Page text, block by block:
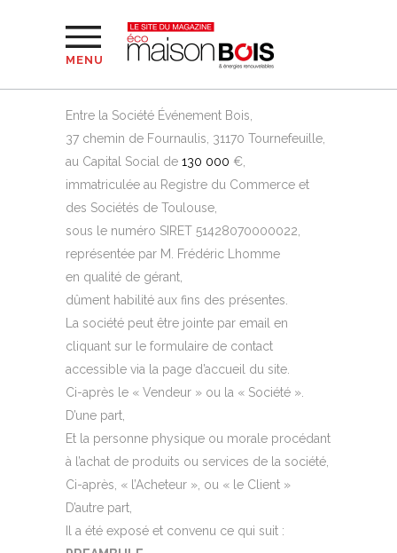
MENU
Entre la Société Événement Bois,
37 chemin de Fournaulis, 31170 Tournefeuille,
au Capital Social de 130 000 €,
immatriculée au Registre du Commerce et
des Sociétés de Toulouse,
sous le numéro SIRET 51428070000022,
représentée par M. Frédéric Lhomme
en qualité de gérant,
dûment habilité aux fins des présentes.
La société peut être jointe par email en
cliquant sur le formulaire de contact
accessible via la page d’accueil du site.
Ci-après le « Vendeur » ou la « Société ».
D’une part,
Et la personne physique ou morale procédant
à l’achat de produits ou services de la société,
Ci-après, « l’Acheteur », ou « le Client »
D’autre part,
Il a été exposé et convenu ce qui suit :